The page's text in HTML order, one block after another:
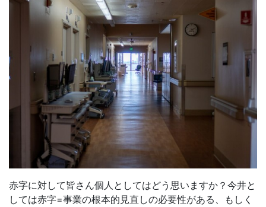
赤字に対して皆さん個人としてはどう思いますか？今井と
しては赤字=事業の根本的見直しの必要性がある、もしく